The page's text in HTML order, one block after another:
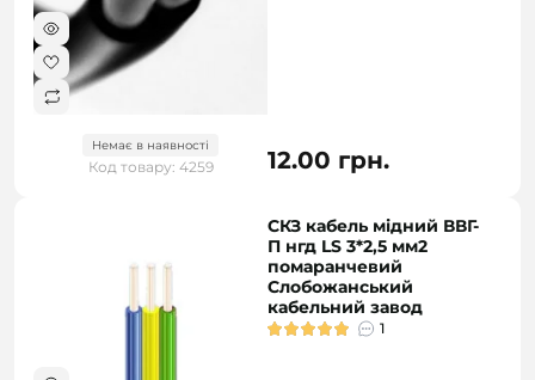
Немає в наявності
Код товару: 4259 12.00 грн.
СКЗ кабель мідний ВВГ-
П нгд LS 3*2,5 мм2
помаранчевий
Слобожанський
кабельний завод
1